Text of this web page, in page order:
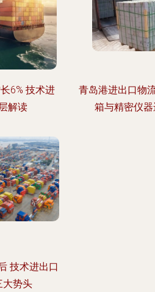
6% 技术进
解读
青岛港进出口物
箱与精密仪
技术进出口
大势头